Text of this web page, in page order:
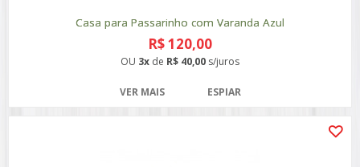
Casa para Passarinho com Varanda Azul
R$ 120,00
OU 3x de R$ 40,00 s/juros
VER MAIS ESPIAR